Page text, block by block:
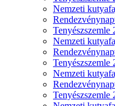
Nemzeti
Tenyészszemle
Nemzeti
Tenyészszemle
Nemzeti
Tenyészszemle